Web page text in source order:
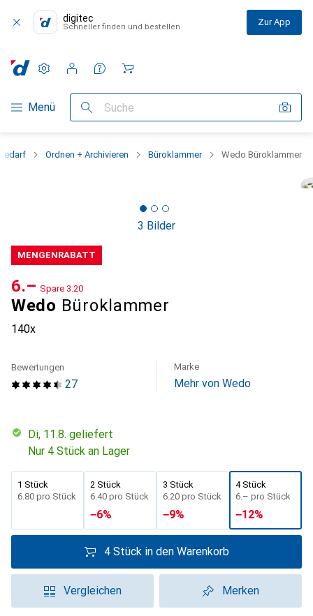
digitec
Schneller finden und bestellen Zur App
Navigation nach Kategorien
Menü Suche
Einstellungen
Kundenkonto
Vergleichslisten
Merklisten
Warenkorb
Ordnen + Archivieren Büroklammer Wedo Büroklammer
3 Bilder
MENGENRABATT
Wedo Büroklammer
140x
CHF
6.– Spare CHF
3.20
27
Bewertungen Marke
Mehr von Wedo
Di, 11.8. geliefert
Nur 4 Stück an Lager
1 Stück
CHF
6.80 pro Stück
2 Stück
CHF
6.40 pro Stück
−6%
3 Stück
CHF
6.20 pro Stück
−9%
4 Stück
CHF
6.– pro Stück
−12%
4 Stück in den Warenkorb
Vergleichen Merken